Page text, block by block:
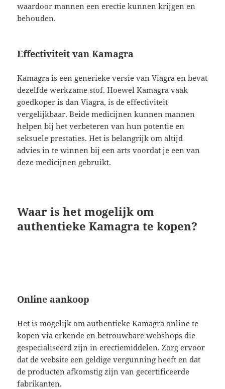
waardoor mannen een erectie kunnen krijgen en
behouden.
Effectiviteit van Kamagra
Kamagra is een generieke versie van Viagra en bevat
dezelfde werkzame stof. Hoewel Kamagra vaak
goedkoper is dan Viagra, is de effectiviteit
vergelijkbaar. Beide medicijnen kunnen mannen
helpen bij het verbeteren van hun potentie en
seksuele prestaties. Het is belangrijk om altijd
advies in te winnen bij een arts voordat je een van
deze medicijnen gebruikt.
Waar is het mogelijk om
authentieke Kamagra te kopen?
Online aankoop
Het is mogelijk om authentieke Kamagra online te
kopen via erkende en betrouwbare webshops die
gespecialiseerd zijn in erectiemiddelen. Zorg ervoor
dat de website een geldige vergunning heeft en dat
de producten afkomstig zijn van gecertificeerde
fabrikanten.